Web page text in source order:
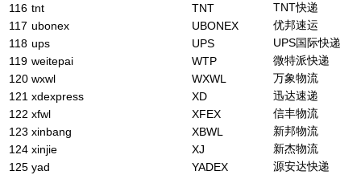
116 tnt TNT
TNT快递
117 ubonex UBONEX
优邦速运
118 ups UPS
UPS国际快递
119 weitepai WTP
微特派快递
120 wxwl WXWL
万象物流
121 xdexpress XD
迅达速递
122 xfwl XFEX
信丰物流
123 xinbang XBWL
新邦物流
124 xinjie XJ
新杰物流
125 yad YADEX
源安达快递